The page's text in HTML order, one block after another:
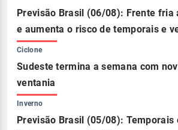
Previsão Brasil (06/08): Frente fria
e aumenta o risco de temporais e
Ciclone
Sudeste termina a semana com
ventania
Inverno
Previsão Brasil (05/08): Temporais